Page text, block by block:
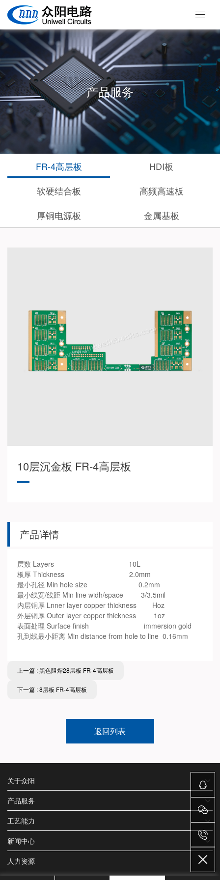
产品服务
FR-4高层板
HDI板
软硬结合板
高频高速板
厚铜电源板
金属基板
10层沉金板 FR-4高层板
产品详情
层数 Layers 10L
板厚 Thickness 2.0mm
最小孔径 Min hole size 0.2mm
最小线宽/线距 Min line widh/space 3/3.5mil
内层铜厚 Lnner layer copper thickness Hoz
外层铜厚 Outer layer copper thickness 1oz
表面处理 Surface finish immersion gold
孔到线最小距离 Min distance from hole to line 0.16mm
上一篇 : 黑色阻焊28层板 FR-4高层板
下一篇 : 8层板 FR-4高层板
返回列表
关于众阳
产品服务
工艺能力
新闻中心
人力资源